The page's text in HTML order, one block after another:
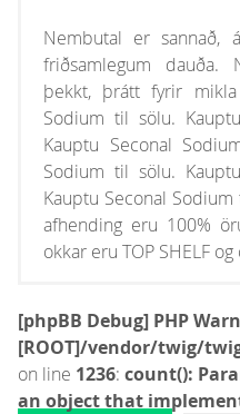
Nembutal er sannað,
friðsamlegum dauða.
þekkt, þrátt fyrir
Sodium til sölu.
Kauptu Seconal
Sodium til sölu.
Kauptu Seconal
afhending eru 100%
okkar eru TOP SHELF
[phpBB Debug] PHP
[ROOT]/vendor/twig/
on line 1236: count():
an object that